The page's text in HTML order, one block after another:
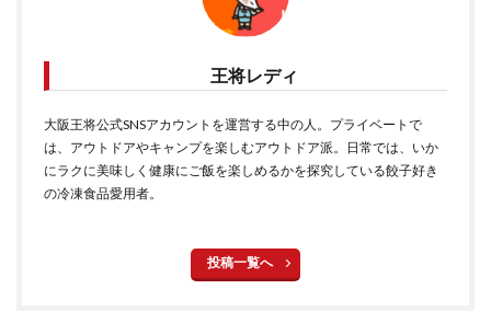
王将レディ
大阪王将公式SNSアカウントを運営する中の人。プライベートで
は、アウトドアやキャンプを楽しむアウトドア派。日常では、いか
にラクに美味しく健康にご飯を楽しめるかを探究している餃子好き
の冷凍食品愛用者。
投稿一覧へ